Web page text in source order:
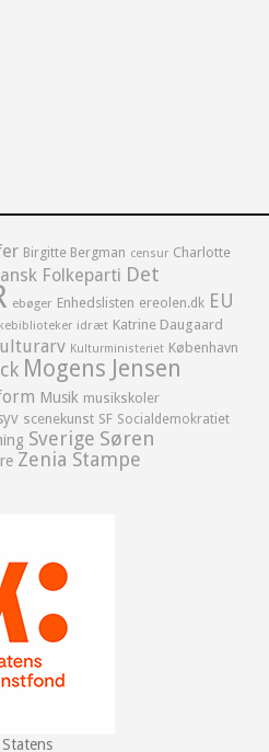
Birgitte Bergman censur Charlotte
Folkeparti Det
ebøger Enhedslisten ereolen.dk EU
idræt Katrine Daugaard
Kulturministeriet København
Mogens Jensen
Musik musikskoler
scenekunst SF Socialdemokratiet
Sverige Søren
Zenia Stampe